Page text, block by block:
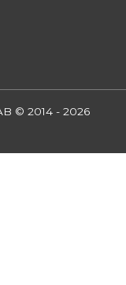
© 2014 - 2026